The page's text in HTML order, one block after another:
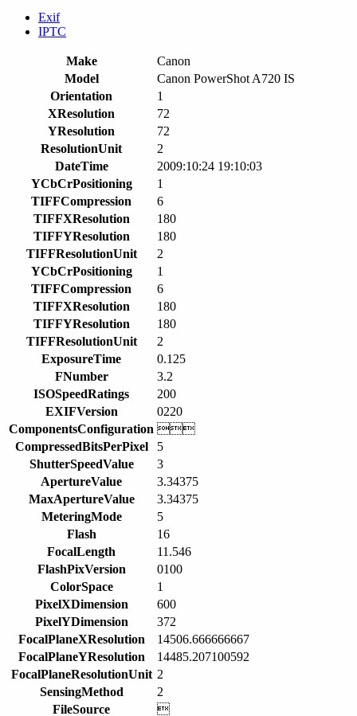
Exif
IPTC
Make
Canon
Model
Canon PowerShot A720 IS
Orientation
1
XResolution
72
YResolution
72
ResolutionUnit
2
DateTime
2009:10:24 19:10:03
YCbCrPositioning
1
TIFFCompression
6
TIFFXResolution
180
TIFFYResolution
180
TIFFResolutionUnit
2
YCbCrPositioning
1
TIFFCompression
6
TIFFXResolution
180
TIFFYResolution
180
TIFFResolutionUnit
2
ExposureTime
0.125
FNumber
3.2
ISOSpeedRatings
200
EXIFVersion
0220
ComponentsConfiguration 
CompressedBitsPerPixel
5
ShutterSpeedValue
3
ApertureValue
3.34375
MaxApertureValue
3.34375
MeteringMode
5
Flash
16
FocalLength
11.546
FlashPixVersion
0100
ColorSpace
1
PixelXDimension
600
PixelYDimension
372
FocalPlaneXResolution
14506.666666667
FocalPlaneYResolution
14485.207100592
FocalPlaneResolutionUnit 2
SensingMethod
2
FileSource
